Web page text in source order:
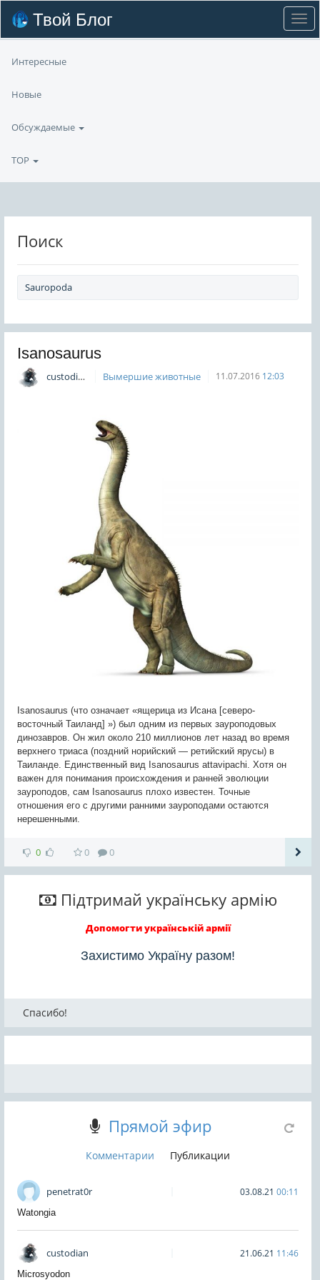
Твой Блог
Интересные
Новые
Обсуждаемые
TOP
Поиск
Isanosaurus
custodian Вымершие животные 11.07.2016 12:03
Isanosaurus (что означает «ящерица из Исана [северо-
восточный Таиланд] ») был одним из первых зауроподовых
динозавров. Он жил около 210 миллионов лет назад во время
верхнего триаса (поздний норийский — ретийский ярусы) в
Таиланде. Единственный вид Isanosaurus attavipachi. Хотя он
важен для понимания происхождения и ранней эволюции
зауроподов, сам Isanosaurus плохо известен. Точные
отношения его с другими ранними зауроподами остаются
нерешенными.
0 0 0
Підтримай українську армію
Допомогти українській армії
Захистимо Україну разом!
Спасибо!
Прямой эфир
Комментарии Публикации
penetrat0r 03.08.21 00:11
Watongia
custodian 21.06.21 11:46
Microsyodon